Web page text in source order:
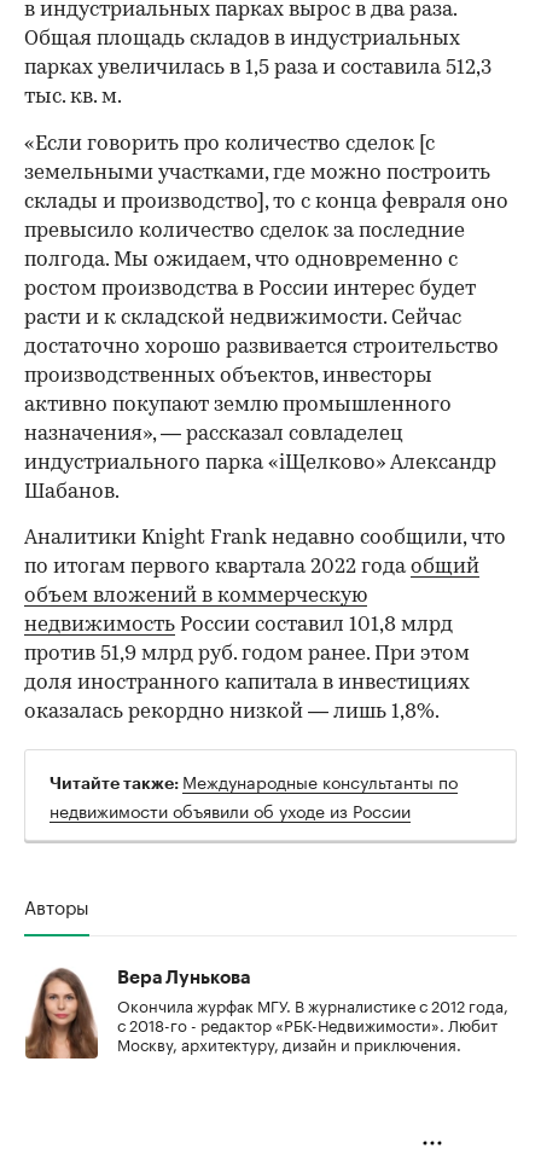
в индустриальных парках вырос в два раза.
Общая площадь складов в индустриальных
парках увеличилась в 1,5 раза и составила 512,3
тыс. кв. м.
00:00 / 00:00
«Если говорить про количество сделок [с
земельными участками, где можно построить
склады и производство], то с конца февраля оно
превысило количество сделок за последние
полгода. Мы ожидаем, что одновременно с
ростом производства в России интерес будет
расти и к складской недвижимости. Сейчас
достаточно хорошо развивается строительство
производственных объектов, инвесторы
активно покупают землю промышленного
назначения», — рассказал совладелец
индустриального парка «iЩелково» Александр
Шабанов.
Аналитики Knight Frank недавно сообщили, что
по итогам первого квартала 2022 годаобщий
объем вложений в коммерческую
недвижимость России составил 101,8 млрд
против 51,9 млрд руб. годом ранее. При этом
доля иностранного капитала в инвестициях
оказалась рекордно низкой — лишь 1,8%.
Читайте также: Международные консультанты по
недвижимости объявили об уходе из России
Авторы
Вера Лунькова
Окончила журфак МГУ. В журналистике с 2012 года,
с 2018-го - редактор «РБК-Недвижимости». Любит
Москву, архитектуру, дизайн и приключения.